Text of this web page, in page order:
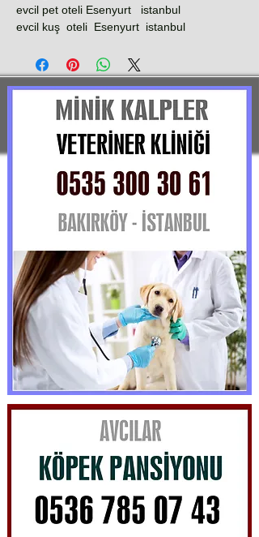
evcil pet oteli Esenyurt istanbul
evcil kuş oteli Esenyurt istanbul